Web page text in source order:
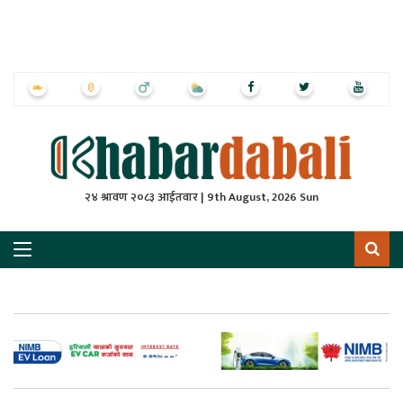
२४ श्रावण २०८३ आईतवार | 9th August, 2026 Sun